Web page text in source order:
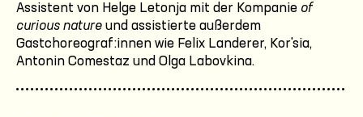
Assistent von Helge Letonja mit der Kompanie of
curious nature und assistierte außerdem
Gastchoreograf:innen wie Felix Landerer, Kor'sia,
Antonin Comestaz und Olga Labovkina.